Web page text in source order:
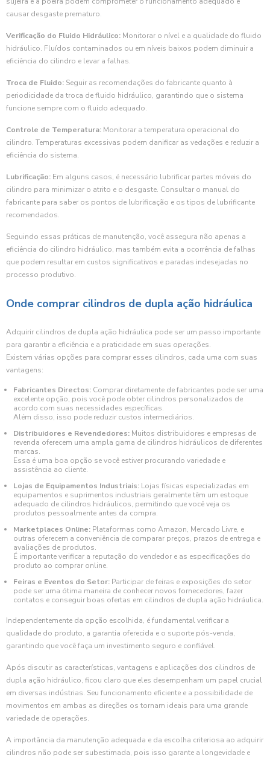
causar desgaste prematuro.
Verificação do Fluido Hidráulico: Monitorar o nível e a qualidade do fluido
hidráulico. Fluídos contaminados ou em níveis baixos podem diminuir a
eficiência do cilindro e levar a falhas.
Troca de Fluido: Seguir as recomendações do fabricante quanto à
periodicidade da troca de fluido hidráulico, garantindo que o sistema
funcione sempre com o fluido adequado.
Controle de Temperatura: Monitorar a temperatura operacional do
cilindro. Temperaturas excessivas podem danificar as vedações e reduzir a
eficiência do sistema.
Lubrificação: Em alguns casos, é necessário lubrificar partes móveis do
cilindro para minimizar o atrito e o desgaste. Consultar o manual do
fabricante para saber os pontos de lubrificação e os tipos de lubrificante
recomendados.
Seguindo essas práticas de manutenção, você assegura não apenas a
eficiência do cilindro hidráulico, mas também evita a ocorrência de falhas
que podem resultar em custos significativos e paradas indesejadas no
processo produtivo.
Onde comprar cilindros de dupla ação hidráulica
Adquirir cilindros de dupla ação hidráulica pode ser um passo importante
para garantir a eficiência e a praticidade em suas operações.
Existem várias opções para comprar esses cilindros, cada uma com suas
vantagens:
Fabricantes Directos: Comprar diretamente de fabricantes pode ser uma
excelente opção, pois você pode obter cilindros personalizados de
acordo com suas necessidades específicas.
Além disso, isso pode reduzir custos intermediários.
Distribuidores e Revendedores: Muitos distribuidores e empresas de
revenda oferecem uma ampla gama de cilindros hidráulicos de diferentes
marcas.
Essa é uma boa opção se você estiver procurando variedade e
assistência ao cliente.
Lojas de Equipamentos Industriais: Lojas físicas especializadas em
equipamentos e suprimentos industriais geralmente têm um estoque
adequado de cilindros hidráulicos, permitindo que você veja os
produtos pessoalmente antes da compra.
Marketplaces Online: Plataformas como Amazon, Mercado Livre, e
outras oferecem a conveniência de comparar preços, prazos de entrega e
avaliações de produtos.
É importante verificar a reputação do vendedor e as especificações do
produto ao comprar online.
Feiras e Eventos do Setor: Participar de feiras e exposições do setor
pode ser uma ótima maneira de conhecer novos fornecedores, fazer
contatos e conseguir boas ofertas em cilindros de dupla ação hidráulica.
Independentemente da opção escolhida, é fundamental verificar a
qualidade do produto, a garantia oferecida e o suporte pós-venda,
garantindo que você faça um investimento seguro e confiável.
Após discutir as características, vantagens e aplicações dos cilindros de
dupla ação hidráulico, ficou claro que eles desempenham um papel crucial
em diversas indústrias. Seu funcionamento eficiente e a possibilidade de
movimentos em ambas as direções os tornam ideais para uma grande
variedade de operações.
A importância da manutenção adequada e da escolha criteriosa ao adquirir
cilindros não pode ser subestimada, pois isso garante a longevidade e